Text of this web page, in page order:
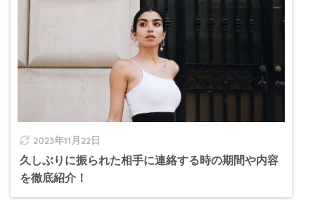
2023年11月22日
久しぶりに振られた相手に連絡する時の期間や内容
を徹底紹介！